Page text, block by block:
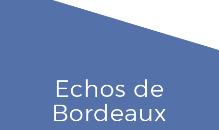
Echos de
Bordeaux